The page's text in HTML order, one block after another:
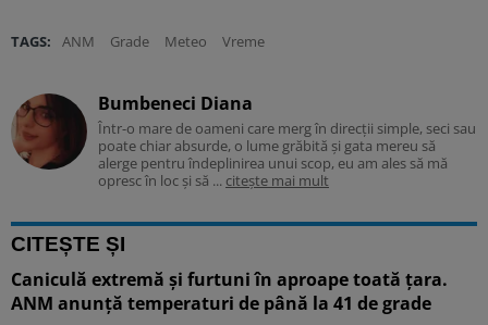
TAGS: ANM Grade Meteo Vreme
Bumbeneci Diana
Într-o mare de oameni care merg în direcții simple, seci sau
poate chiar absurde, o lume grăbită și gata mereu să
alerge pentru îndeplinirea unui scop, eu am ales să mă
opresc în loc și să ... citește mai mult
CITEȘTE ȘI
Caniculă extremă și furtuni în aproape toată țara.
ANM anunță temperaturi de până la 41 de grade